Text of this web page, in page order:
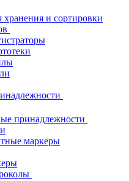
хранения и сортировки
принадлежности
маркеры